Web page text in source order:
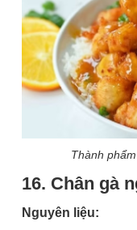
Thành
16. Chân gà
Nguyên liệu: